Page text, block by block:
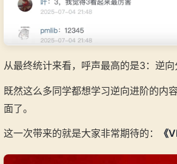
从最终统计来看，呼声最高的是3：逆
既然这么多同学都想学习逆向进阶的内
面了。
这一次带来的就是大家非常期待的： 《